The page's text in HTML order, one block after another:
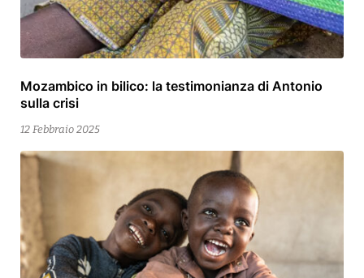
Mozambico in bilico: la testimonianza di Antonio
sulla crisi
12 Febbraio 2025
14
Febbraio
2025